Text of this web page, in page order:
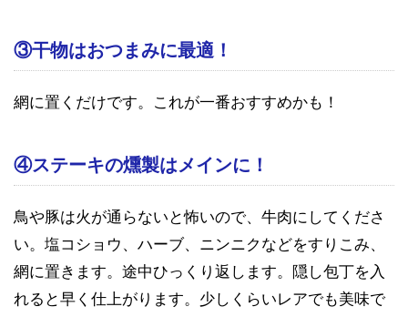
③干物はおつまみに最適！
網に置くだけです。これが一番おすすめかも！
④ステーキの燻製はメインに！
鳥や豚は火が通らないと怖いので、牛肉にしてくださ
い。塩コショウ、ハーブ、ニンニクなどをすりこみ、
網に置きます。途中ひっくり返します。隠し包丁を入
れると早く仕上がります。少しくらいレアでも美味で